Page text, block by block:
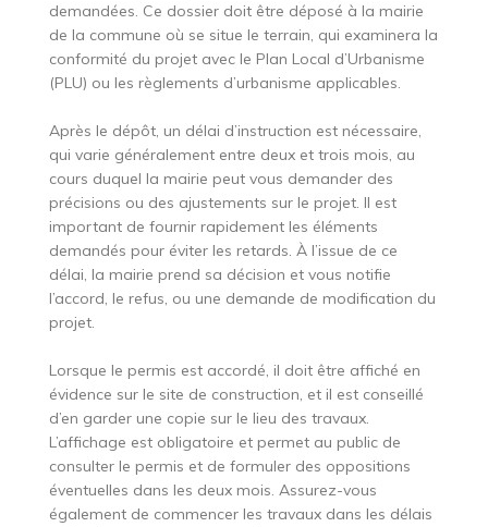
demandées. Ce dossier doit être déposé à la mairie
de la commune où se situe le terrain, qui examinera la
conformité du projet avec le Plan Local d’Urbanisme
(PLU) ou les règlements d’urbanisme applicables.
Après le dépôt, un délai d’instruction est nécessaire,
qui varie généralement entre deux et trois mois, au
cours duquel la mairie peut vous demander des
précisions ou des ajustements sur le projet. Il est
important de fournir rapidement les éléments
demandés pour éviter les retards. À l’issue de ce
délai, la mairie prend sa décision et vous notifie
l’accord, le refus, ou une demande de modification du
projet.
Lorsque le permis est accordé, il doit être affiché en
évidence sur le site de construction, et il est conseillé
d’en garder une copie sur le lieu des travaux.
L’affichage est obligatoire et permet au public de
consulter le permis et de formuler des oppositions
éventuelles dans les deux mois. Assurez-vous
également de commencer les travaux dans les délais